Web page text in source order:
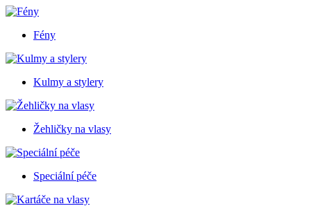
Fény
Kulmy a stylery
Žehličky na vlasy
Speciální péče